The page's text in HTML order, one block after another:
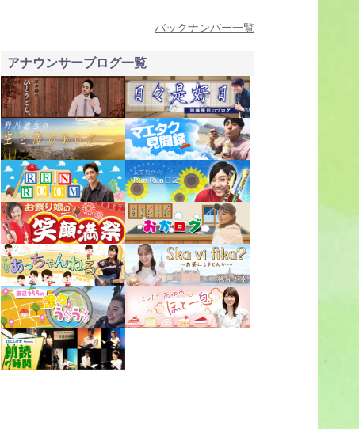
バックナンバー一覧
アナウンサーブログ一覧